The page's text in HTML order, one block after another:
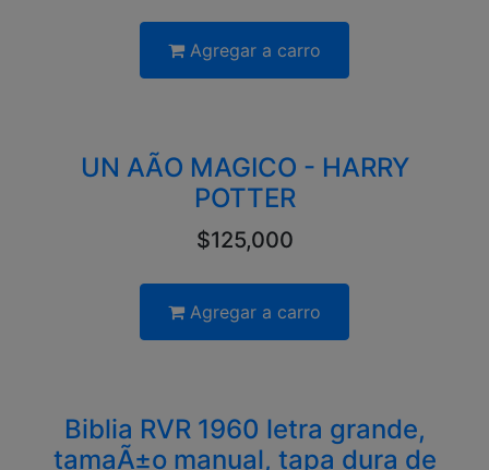
Agregar a carro
UN AÃO MAGICO - HARRY
POTTER
$125,000
Agregar a carro
Biblia RVR 1960 letra grande,
tamaÃ±o manual, tapa dura de